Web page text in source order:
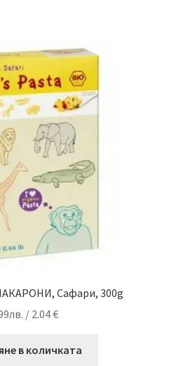
Сафари, 300g
лв. / 2.04 €
в количката